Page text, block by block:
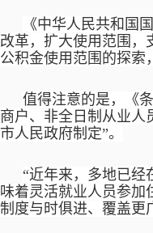
《中华人民共和国
改革，扩大使用范围，
公积金使用范围的探索
值得注意的是，《
商户、非全日制从业人
市人民政府制定”。
“近年来，多地已
味着灵活就业人员参加
制度与时俱进、覆盖更